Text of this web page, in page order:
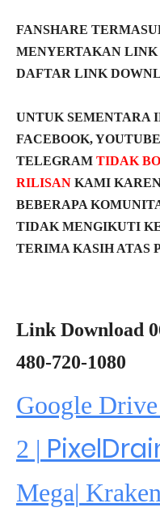
FANSHARE
MENYERTAKAN
DAFTAR LINK
UNTUK SEMENTARA
FACEBOOK,
TELEGRAM TIDAK
RILISAN KAMI
BEBERAPA
TIDAK MENGIKUTI
TERIMA KASIH ATAS
Link Download
480-720-1080
Google
2 |
Mega|